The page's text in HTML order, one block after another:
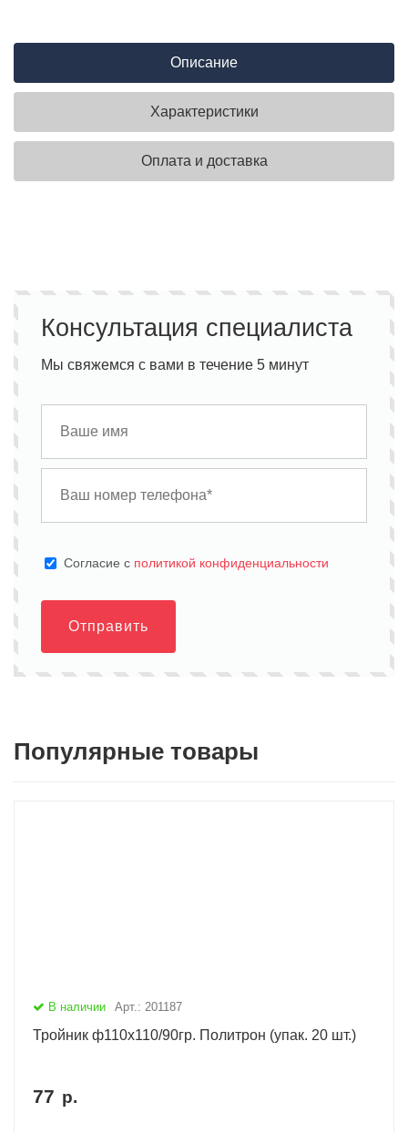
Описание
Характеристики
Оплата и доставка
Консультация специалиста
Мы свяжемся с вами в течение 5 минут
Cогласие с политикой конфиденциальности
Отправить
Популярные товары
В наличии Арт.: 201187
Тройник ф110х110/90гр. Политрон (упак. 20 шт.)
77 р.